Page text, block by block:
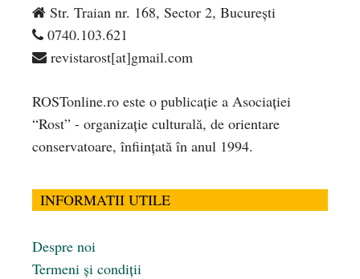
Str. Traian nr. 168, Sector 2, București
0740.103.621
revistarost[at]gmail.com
ROSTonline.ro este o publicaţie a Asociaţiei
“Rost” - organizaţie culturală, de orientare
conservatoare, înfiinţată în anul 1994.
INFORMATII UTILE
Despre noi
Termeni și condiții